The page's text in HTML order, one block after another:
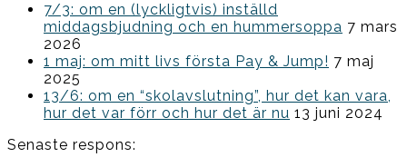
7/3: om en (lyckligtvis) inställd
middagsbjudning och en hummersoppa 7 mars
2026
1 maj: om mitt livs första Pay & Jump! 7 maj
2025
13/6: om en “skolavslutning”, hur det kan vara,
hur det var förr och hur det är nu 13 juni 2024
Senaste respons: